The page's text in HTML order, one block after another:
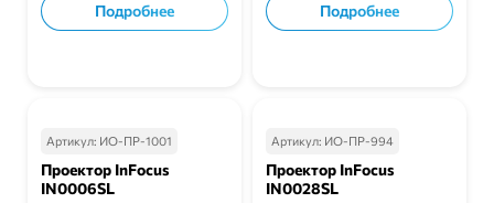
Подробнее Подробнее
Артикул: ИО-ПР-1001
Проектор InFocus
IN0006SL
Артикул: ИО-ПР-994
Проектор InFocus
IN0028SL